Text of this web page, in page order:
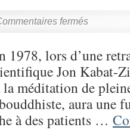
fermés
lors d’une
Jon Kabat-
méditation de
aura une
à des patients …